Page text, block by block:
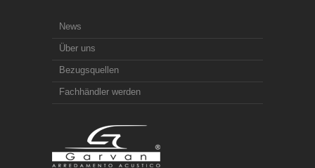
News
Über uns
Bezugsquellen
Fachhändler werden